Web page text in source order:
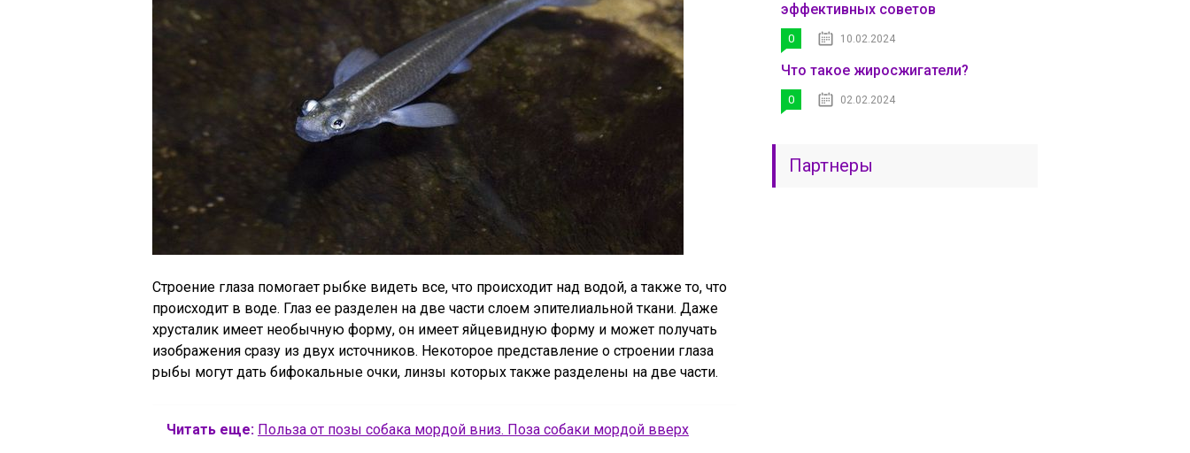
Строение глаза помогает рыбке видеть все, что происходит над водой, а также то, что
происходит в воде. Глаз ее разделен на две части слоем эпителиальной ткани. Даже
хрусталик имеет необычную форму, он имеет яйцевидную форму и может получать
изображения сразу из двух источников. Некоторое представление о строении глаза
рыбы могут дать бифокальные очки, линзы которых также разделены на две части.
Читать еще: Польза от позы собака мордой вниз. Поза собаки мордой вверх
эффективных советов
0 10.02.2024
Что такое жиросжигатели?
0 02.02.2024
Партнеры